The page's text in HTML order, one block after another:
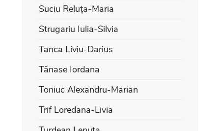
Suciu Reluța-Maria
Strugariu Iulia-Silvia
Tanca Liviu-Darius
Tănase Iordana
Toniuc Alexandru-Marian
Trif Loredana-Livia